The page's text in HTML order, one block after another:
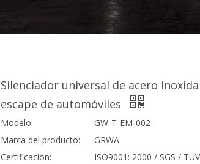
Silenciador universal de acero
escape de automóviles
Modelo:
GW-T-EM-002
Marca del producto:
GRWA
Certificación:
ISO9001: 2000 / SGS /